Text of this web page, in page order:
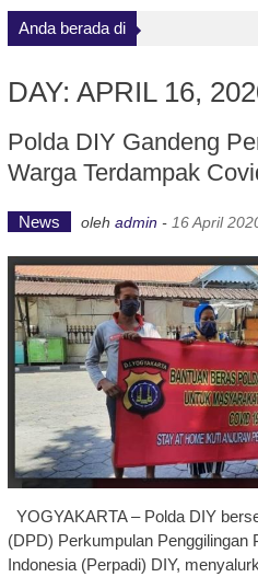
Anda berada di
DAY: APRIL 16,
Polda DIY Gandeng
Warga Terdampak
News oleh admin - 16 April
YOGYAKARTA – Polda DIY
(DPD) Perkumpulan Penggilingan
Indonesia (Perpadi) DIY,